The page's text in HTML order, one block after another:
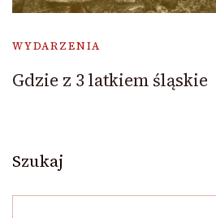
WYDARZENIA
Gdzie z 3 latkiem śląskie
Szukaj